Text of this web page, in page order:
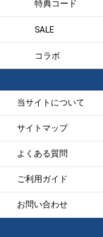
特典コード
SALE
コラボ
当サイトについて
サイトマップ
よくある質問
ご利用ガイド
お問い合わせ